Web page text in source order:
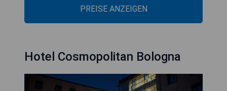
PREISE ANZEIGEN
Hotel Cosmopolitan Bologna